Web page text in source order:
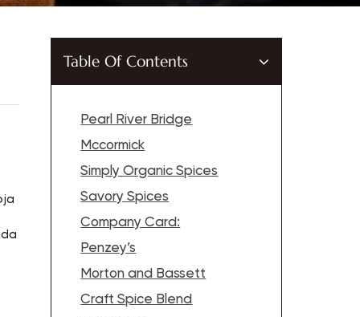
Table Of Contents
Pearl River Bridge
Mccormick
Simply Organic Spices
Savory Spices
Company Card:
Penzey’s
Morton and Bassett
Craft Spice Blend